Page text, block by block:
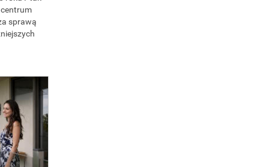
sprawą